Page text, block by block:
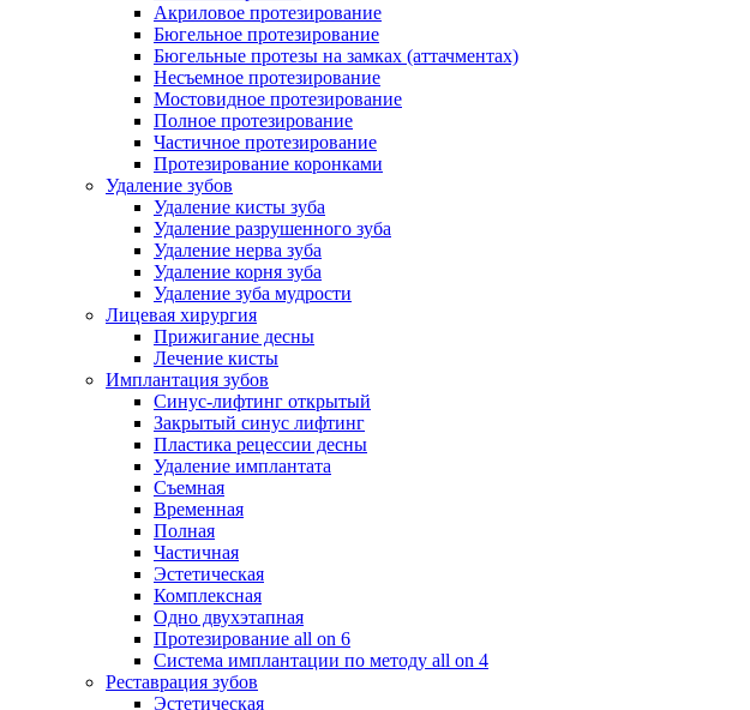
Акриловое протезирование
Бюгельное протезирование
Бюгельные протезы на замках (аттачментах)
Несъемное протезирование
Мостовидное протезирование
Полное протезирование
Частичное протезирование
Протезирование коронками
Удаление зубов
Удаление кисты зуба
Удаление разрушенного зуба
Удаление нерва зуба
Удаление корня зуба
Удаление зуба мудрости
Лицевая хирургия
Прижигание десны
Лечение кисты
Имплантация зубов
Синус-лифтинг открытый
Закрытый синус лифтинг
Пластика рецессии десны
Удаление имплантата
Съемная
Временная
Полная
Частичная
Эстетическая
Комплексная
Одно двухэтапная
Протезирование all on 6
Система имплантации по методу all on 4
Реставрация зубов
Эстетическая